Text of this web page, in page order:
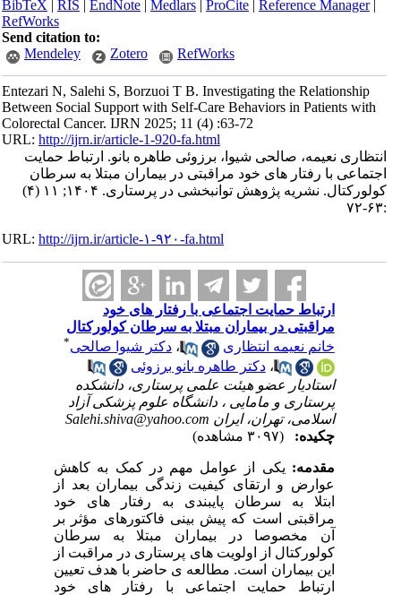
BibTeX|RIS|EndNote|Medlars|ProCite|Reference Manager
RefWorks
Send citation to:
Mendeley
Zotero RefWorks
Entezari N, Salehi S, Borzuoi T B. Investigating the Relationship
Between Social Support with Self-Care Behaviors in Patients with
Colorectal Cancer. IJRN 2025; 11 (4) :63-72
URL:http://ijrn.ir/article-1-920-fa.html
انتظاری نعیمه، صالحی شیوا، برزوئی طاهره بانو. ارتباط حمایت
اجتماعی با رفتار های خود مراقبتی در بیماران مبتلا به سرطان
کولورکتال. نشریه پژوهش توانبخشی در پرستاری. ۱۴۰۴; ۱۱ (۴)
URL:http://ijrn.ir/article-۱-۹۲۰-fa.html
ارتباط حمایت اجتماعی با رفتار های خود
مراقبتی در بیماران مبتلا به سرطان کولورکتال
خانم نعیمه انتظاری
،دکتر شیوا صالحی
،دکتر طاهره بانو برزوئی
استادیار عضو هیئت علمی پرستاری، دانشکده
پرستاری و مامایی ، دانشگاه علوم پزشکی آزاد
اسلامی، تهران، ایران Salehi.shiva@yahoo.com
چکیده:
مقدمه: یکی از عوامل مهم در کمک به کاهش
عوارض و ارتقای کیفیت زندگی بیماران بعد از
ابتلا به سرطان پایبندی به رفتار های خود
مراقبتی است که پیش بینی فاکتورهای مؤثر بر
آن مخصوصا در بیماران مبتلا به سرطان
کولورکتال از اولویت های پرستاری در مراقبت از
این بیماران است. مطالعه ی حاضر با هدف تعیین
ارتباط حمایت اجتماعی با رفتار های خود